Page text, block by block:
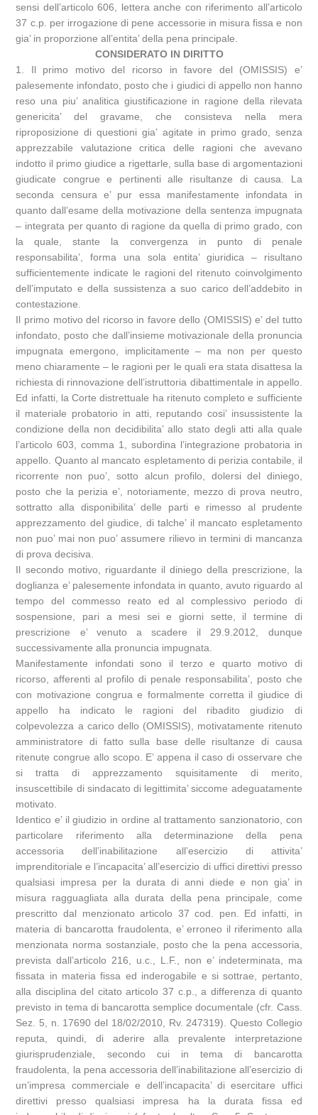
sensi dell’articolo 606, lettera anche con riferimento all’articolo
37 c.p. per irrogazione di pene accessorie in misura fissa e non
gia’ in proporzione all’entita’ della pena principale.
CONSIDERATO IN DIRITTO
1. Il primo motivo del ricorso in favore del (OMISSIS) e’
palesemente infondato, posto che i giudici di appello non hanno
reso una piu’ analitica giustificazione in ragione della rilevata
genericita’ del gravame, che consisteva nella mera
riproposizione di questioni gia’ agitate in primo grado, senza
apprezzabile valutazione critica delle ragioni che avevano
indotto il primo giudice a rigettarle, sulla base di argomentazioni
giudicate congrue e pertinenti alle risultanze di causa. La
seconda censura e’ pur essa manifestamente infondata in
quanto dall’esame della motivazione della sentenza impugnata
– integrata per quanto di ragione da quella di primo grado, con
la quale, stante la convergenza in punto di penale
responsabilita’, forma una sola entita’ giuridica – risultano
sufficientemente indicate le ragioni del ritenuto coinvolgimento
dell’imputato e della sussistenza a suo carico dell’addebito in
contestazione.
Il primo motivo del ricorso in favore dello (OMISSIS) e’ del tutto
infondato, posto che dall’insieme motivazionale della pronuncia
impugnata emergono, implicitamente – ma non per questo
meno chiaramente – le ragioni per le quali era stata disattesa la
richiesta di rinnovazione dell’istruttoria dibattimentale in appello.
Ed infatti, la Corte distrettuale ha ritenuto completo e sufficiente
il materiale probatorio in atti, reputando cosi’ insussistente la
condizione della non decidibilita’ allo stato degli atti alla quale
l’articolo 603, comma 1, subordina l’integrazione probatoria in
appello. Quanto al mancato espletamento di perizia contabile, il
ricorrente non puo’, sotto alcun profilo, dolersi del diniego,
posto che la perizia e’, notoriamente, mezzo di prova neutro,
sottratto alla disponibilita’ delle parti e rimesso al prudente
apprezzamento del giudice, di talche’ il mancato espletamento
non puo’ mai non puo’ assumere rilievo in termini di mancanza
di prova decisiva.
Il secondo motivo, riguardante il diniego della prescrizione, la
doglianza e’ palesemente infondata in quanto, avuto riguardo al
tempo del commesso reato ed al complessivo periodo di
sospensione, pari a mesi sei e giorni sette, il termine di
prescrizione e’ venuto a scadere il 29.9.2012, dunque
successivamente alla pronuncia impugnata.
Manifestamente infondati sono il terzo e quarto motivo di
ricorso, afferenti al profilo di penale responsabilita’, posto che
con motivazione congrua e formalmente corretta il giudice di
appello ha indicato le ragioni del ribadito giudizio di
colpevolezza a carico dello (OMISSIS), motivatamente ritenuto
amministratore di fatto sulla base delle risultanze di causa
ritenute congrue allo scopo. E’ appena il caso di osservare che
si tratta di apprezzamento squisitamente di merito,
insuscettibile di sindacato di legittimita’ siccome adeguatamente
motivato.
Identico e’ il giudizio in ordine al trattamento sanzionatorio, con
particolare riferimento alla determinazione della pena
accessoria dell’inabilitazione all’esercizio di attivita’
imprenditoriale e l’incapacita’ all’esercizio di uffici direttivi presso
qualsiasi impresa per la durata di anni diede e non gia’ in
misura ragguagliata alla durata della pena principale, come
prescritto dal menzionato articolo 37 cod. pen. Ed infatti, in
materia di bancarotta fraudolenta, e’ erroneo il riferimento alla
menzionata norma sostanziale, posto che la pena accessoria,
prevista dall’articolo 216, u.c., L.F., non e’ indeterminata, ma
fissata in materia fissa ed inderogabile e si sottrae, pertanto,
alla disciplina del citato articolo 37 c.p., a differenza di quanto
previsto in tema di bancarotta semplice documentale (cfr. Cass.
Sez. 5, n. 17690 del 18/02/2010, Rv. 247319). Questo Collegio
reputa, quindi, di aderire alla prevalente interpretazione
giurisprudenziale, secondo cui in tema di bancarotta
fraudolenta, la pena accessoria dell’inabilitazione all’esercizio di
un’impresa commerciale e dell’incapacita’ di esercitare uffici
direttivi presso qualsiasi impresa ha la durata fissa ed